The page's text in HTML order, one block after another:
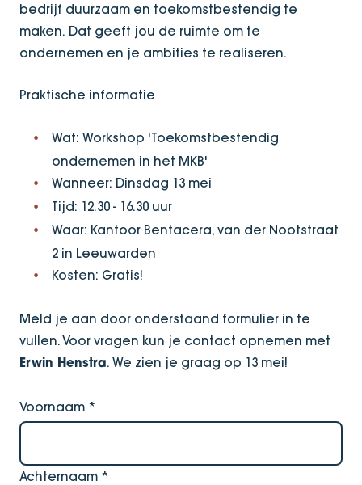
bedrijf duurzaam en toekomstbestendig te
maken. Dat geeft jou de ruimte om te
ondernemen en je ambities te realiseren.
Praktische informatie
Wat: Workshop 'Toekomstbestendig
ondernemen in het MKB'
Wanneer: Dinsdag 13 mei
Tijd: 12.30 - 16.30 uur
Waar: Kantoor Bentacera, van der Nootstraat
2 in Leeuwarden
Kosten: Gratis!
Meld je aan door onderstaand formulier in te
vullen. Voor vragen kun je contact opnemen met
Erwin Henstra. We zien je graag op 13 mei!
Voornaam *
Achternaam *